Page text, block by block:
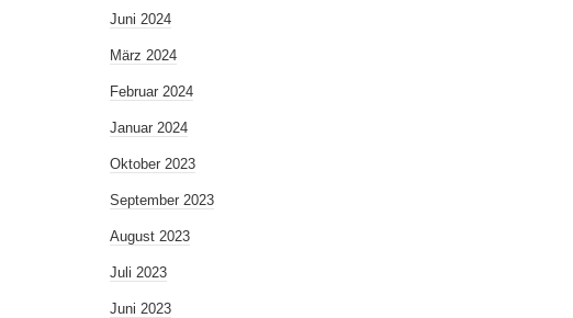
Juni 2024
März 2024
Februar 2024
Januar 2024
Oktober 2023
September 2023
August 2023
Juli 2023
Juni 2023